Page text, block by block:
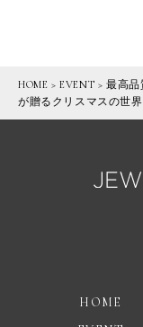
HOME >EVENT >最高品
が贈るクリスマスの世界
HOME